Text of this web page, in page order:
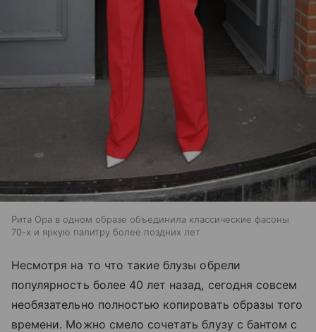
Рита Ора в одном образе объединила классические фасоны
70-х и яркую палитру более поздних лет
Несмотря на то что такие блузы обрели
популярность более 40 лет назад, сегодня совсем
необязательно полностью копировать образы того
времени. Можно смело сочетать блузу с бантом с